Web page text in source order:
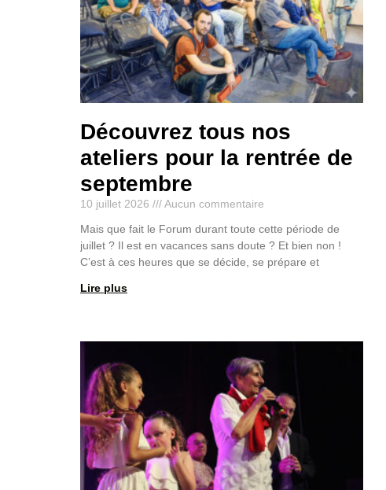
Découvrez tous nos
ateliers pour la rentrée de
septembre
10 juillet 2026
Aucun commentaire
Mais que fait le Forum durant toute cette période de
juillet ? Il est en vacances sans doute ? Et bien non !
C’est à ces heures que se décide, se prépare et
Lire plus